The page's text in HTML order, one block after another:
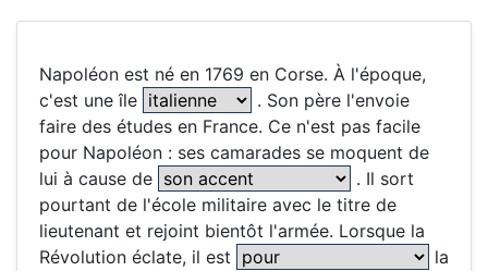
Napoléon est né en 1769 en Corse. À l'époque,
c'est une île
. Son père l'envoie
faire des études en France. Ce n'est pas facile
pour Napoléon : ses camarades se moquent de
lui à cause de
. Il sort
pourtant de l'école militaire avec le titre de
lieutenant et rejoint bientôt l'armée. Lorsque la
Révolution éclate, il est
la